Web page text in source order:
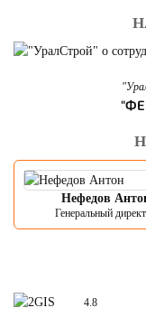
Нефедов
Генеральный
4.8